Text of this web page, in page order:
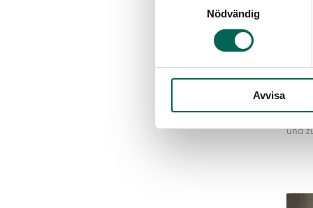
Nödvändig
Avvisa
Die
und